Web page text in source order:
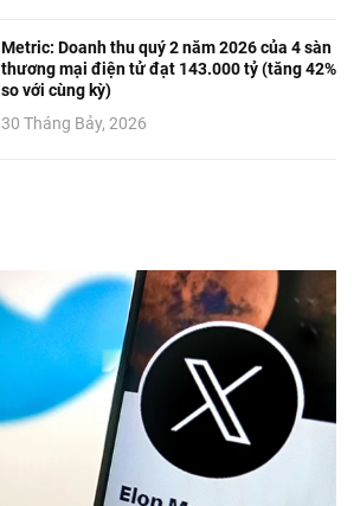
Metric: Doanh thu quý 2 năm 2026 của 4 sàn
thương mại điện tử đạt 143.000 tỷ (tăng 42%
so với cùng kỳ)
30 Tháng Bảy, 2026